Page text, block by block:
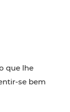
que lhe
se bem